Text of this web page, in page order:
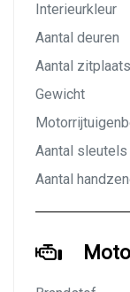
Interieurkleur
Aantal deuren
Aantal
Gewicht
Aantal sleutels
Aantal